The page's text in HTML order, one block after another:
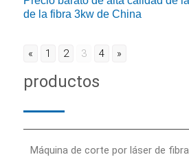
de la fibra 3kw de China
« 1 2 3 4 »
productos
Máquina de corte por láser de fibra